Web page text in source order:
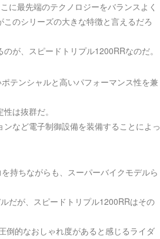
に最先端のテクノロジーをバランスよく
のシリーズの大きな特徴と言えるだろ
が、スピードトリプル1200RRなのだ。
テンシャルと高いパフォーマンス性を兼
は抜群だ。
など電子制御設備を装備することによっ
持ちながらも、スーパーバイクモデルら
だが、スピードトリプル1200RRはその
倒的なおしゃれ度があると感じるライダ